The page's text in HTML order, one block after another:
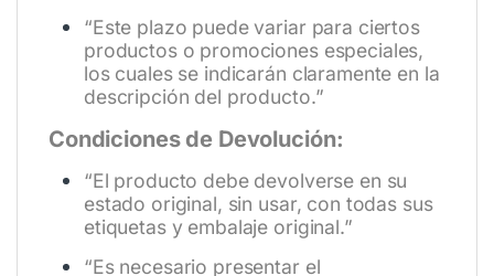
“Este plazo puede variar para ciertos
productos o promociones especiales,
los cuales se indicarán claramente en la
descripción del producto.”
Condiciones de Devolución:
“El producto debe devolverse en su
estado original, sin usar, con todas sus
etiquetas y embalaje original.”
“Es necesario presentar el